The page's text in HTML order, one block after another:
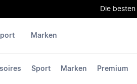
Die
Sport Marken Premium
Marken